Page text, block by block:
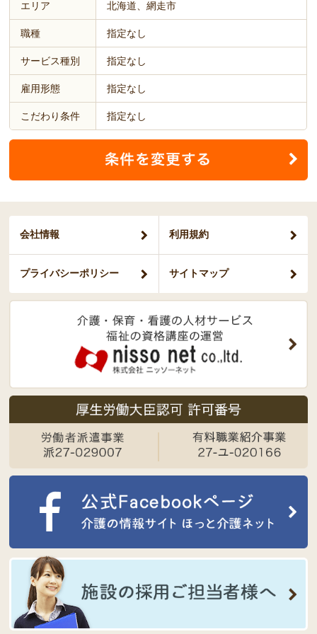
エリア 北海道、網走市
職種 指定なし
サービス種別 指定なし
雇用形態 指定なし
こだわり条件 指定なし
会社情報 利用規約
プライバシーポリシー サイトマップ